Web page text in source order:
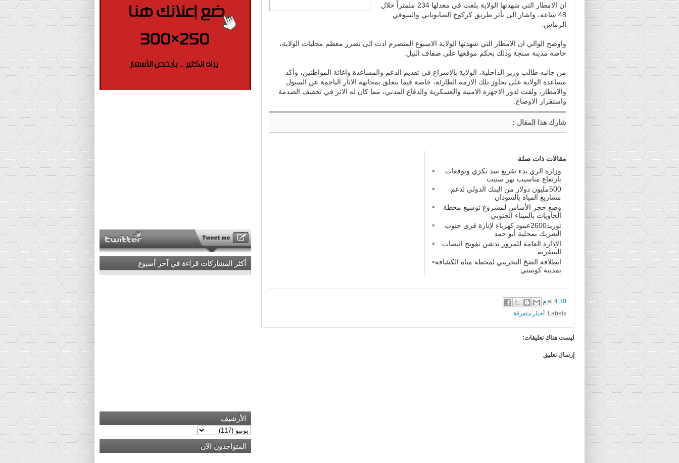
ان الامطار التي شهدتها الولاية بلغت في معدلها 234 ملمتراً خلال
48 ساعة، واشار الى تأثر طريق كركوج الصابونابي والسوقي
الرماش.
واوضح الوالي ان الامطار التي شهدتها الولاية الاسبوع المنصرم ادت الى تضرر معظم محليات الولاية،
خاصة مدينة سنجة وذلك بحكم موقعها على ضفاف النيل.
من جانبه طالب وزير الداخلية، الولاية بالاسراع في تقديم الدعم والمساعدة واغاثة المواطنين، وأكد
مساعدة الولاية على تجاوز تلك الازمة الطارئة، خاصة فيما يتعلق بمجابهة الاثار الناجمة عن السيول
والامطار، ولفت لدور الاجهزة الامنية والعسكرية والدفاع المدني، مما كان له الاثر في تخفيف الصدمة
واستقرار الاوضاع.
شارك هذا المقال :
مقالات ذات صلة
وزارة الري:بدء تفريغ سد تكزي وتوقعات
بارتفاع مناسيب نهر ستيت
500مليون دولار من البنك الدولي لدعم
مشاريع المياه بالسودان
وضع حجر الأساس لمشروع توسيع محطة
الحاويات بالميناء الجنوبي
توريد2600عمود كهرباء لإنارة قرى جنوب
الشريك بمحلية أبو حمد
الإدارة العامة للمرور تدشن تفويج البصات
السفرية
انطلاقة الضخ التجريبي لمحطة مياه الكشافة
بمدينة كوستي
at4:30 م
Labels:
أخبار متفرقة
ليست هناك تعليقات:
إرسال تعليق
أكثر المشاركات قراءة في آخر أسبوع
الأرشيف
المتواجدون الآن